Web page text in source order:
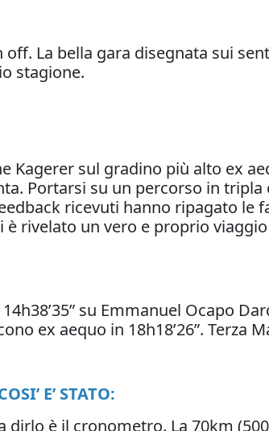
La bella gara disegnata sui
stagione.
Kagerer sul gradino più alto ex
Portarsi su un percorso in
ricevuti hanno ripagato le
rivelato un vero e proprio
su Emmanuel Ocapo
ex aequo in 18h18’26”. Terza
E’ STATO:
è il cronometro. La 70km